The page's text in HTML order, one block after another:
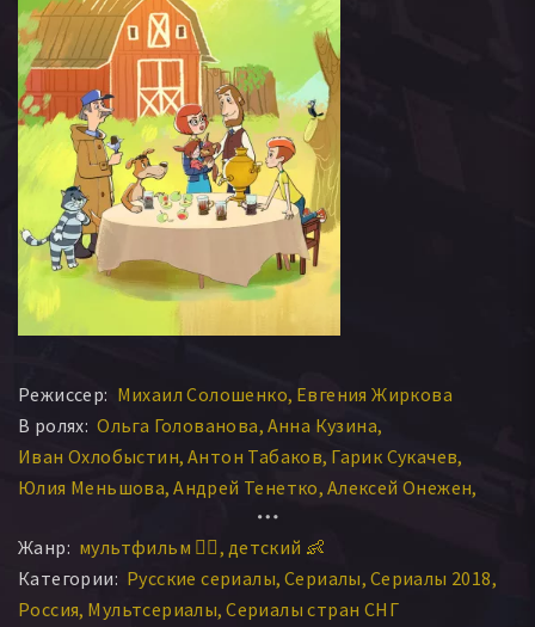
Режиссер: Михаил Солошенко Евгения Жиркова
В ролях: Ольга Голованова Анна Кузина
Иван Охлобыстин Антон Табаков Гарик Сукачев
Юлия Меньшова Андрей Тенетко Алексей Онежен
Жанр: мультфильм 🧚‍♀️ детский 👶
Категории: Русские сериалы Сериалы Сериалы 2018
Россия Мультсериалы Сериалы стран СНГ